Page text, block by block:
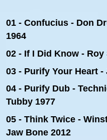
01 - Confucius - Don
1964
02 - If I Did Know - Roy
03 - Purify Your Heart
04 - Purify Dub -
Tubby 1977
05 - Think Twice -
Jaw Bone 2012